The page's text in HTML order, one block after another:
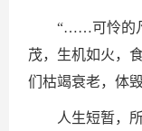
“……可怜的
茂，生机如火，
们枯竭衰老，体
人生短暂，